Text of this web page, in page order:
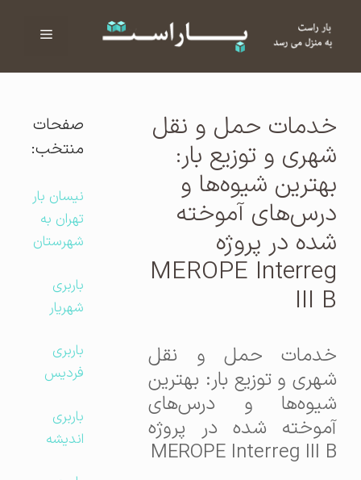
فهرست
خدمات حمل و نقل
شهری و توزیع بار:
بهترین شیوه‌ها و
درس‌های آموخته
شده در پروژه
MEROPE Interreg
III B
خدمات حمل و نقل
شهری و توزیع بار: بهترین
شیوه‌ها و درس‌های
آموخته شده در پروژه
MEROPE Interreg III B
صفحات
منتخب:
نیسان بار
تهران به
شهرستان
باربری
شهریار
باربری
فردیس
باربری
اندیشه